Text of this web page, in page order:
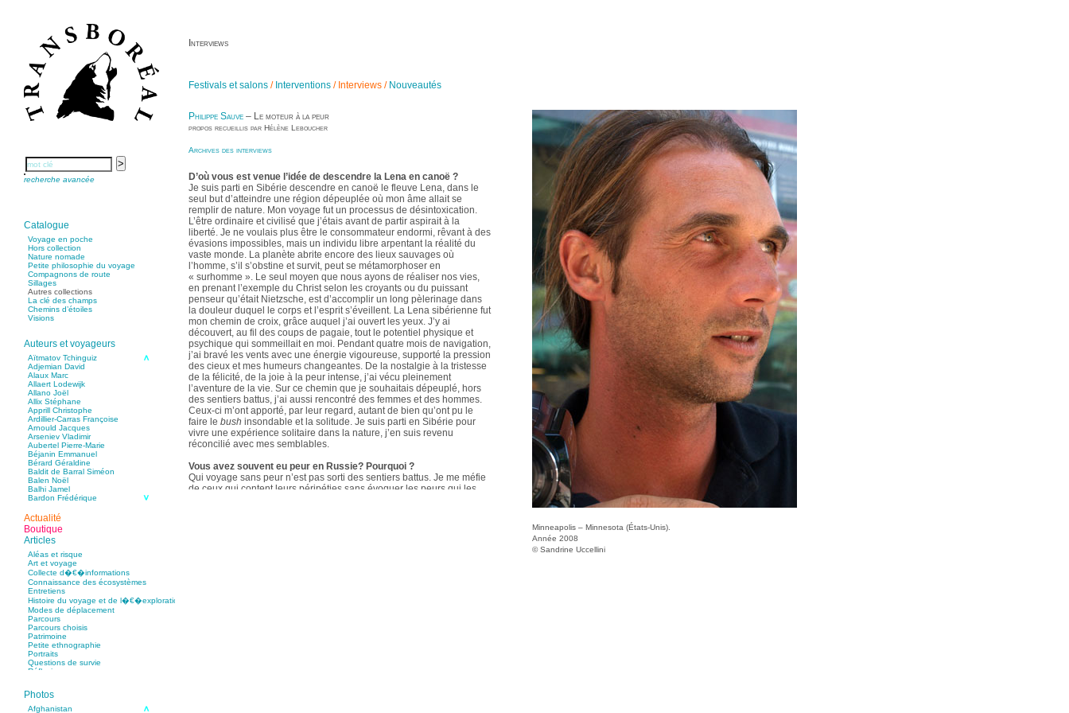
recherche avancée
Catalogue
Voyage en poche
Hors collection
Nature nomade
Petite philosophie du voyage
Compagnons de route
Sillages
Autres collections
La clé des champs
Chemins d’étoiles
Visions
Auteurs et voyageurs
Aïtmatov Tchinguiz
Adjemian David
Alaux Marc
Allaert Lodewijk
Allano Joël
Allix Stéphane
Apprill Christophe
Ardillier-Carras Françoise
Arnould Jacques
Arseniev Vladimir
Aubertel Pierre-Marie
Béjanin Emmanuel
Bérard Géraldine
Baldit de Barral Siméon
Balen Noël
Balhi Jamel
Bardon Frédérique
Bastide Fabien
Baudin Julie
Baujard Jacques
Bazin Sylvain
Bellanger Marc
Bellec Hervé
Belleville Régis
Benestar Géraldine
Benoist Yann
Bertrand Jordane
Bertrandy Antoine
Bezsonov Youri
Bideau Michel-Cosme
Billard Yannick
Blanchet Anne-Lise
Bluntzer Christophe
Bobin Mathieu
Boch Anne-Laure
Boch Julie
Boillot Henri
Bonnem Éric
Boudart Jean-Louis
Actualité
Boutique
Articles
Aléas et risque
Art et voyage
Collecte d�€�informations
Connaissance des écosystèmes
Entretiens
Histoire du voyage et de l�€�exploration
Modes de déplacement
Parcours
Parcours choisis
Patrimoine
Petite ethnographie
Portraits
Questions de survie
Réflexions
Photos
Afghanistan
Interviews
Minneapolis – Minnesota (États-Unis).
Année 2008
© Sandrine Uccellini
Festivals et salons / Interventions / Interviews / Nouveautés
Philippe Sauve – Le moteur à la peur
propos recueillis par Hélène Leboucher
Archives des interviews
D’où vous est venue l’idée de descendre la Lena en canoë ?
Je suis parti en Sibérie descendre en canoë le fleuve Lena, dans le
seul but d’atteindre une région dépeuplée où mon âme allait se
remplir de nature. Mon voyage fut un processus de désintoxication.
L’être ordinaire et civilisé que j’étais avant de partir aspirait à la
liberté. Je ne voulais plus être le consommateur endormi, rêvant à des
évasions impossibles, mais un individu libre arpentant la réalité du
vaste monde. La planète abrite encore des lieux sauvages où
l’homme, s’il s’obstine et survit, peut se métamorphoser en
« surhomme ». Le seul moyen que nous ayons de réaliser nos vies,
en prenant l’exemple du Christ selon les croyants ou du puissant
penseur qu’était Nietzsche, est d’accomplir un long pèlerinage dans
la douleur duquel le corps et l’esprit s’éveillent. La Lena sibérienne fut
mon chemin de croix, grâce auquel j’ai ouvert les yeux. J’y ai
découvert, au fil des coups de pagaie, tout le potentiel physique et
psychique qui sommeillait en moi. Pendant quatre mois de navigation,
j’ai bravé les vents avec une énergie vigoureuse, supporté la pression
des cieux et mes humeurs changeantes. De la nostalgie à la tristesse
de la félicité, de la joie à la peur intense, j’ai vécu pleinement
l’aventure de la vie. Sur ce chemin que je souhaitais dépeuplé, hors
des sentiers battus, j’ai aussi rencontré des femmes et des hommes.
Ceux-ci m’ont apporté, par leur regard, autant de bien qu’ont pu le
faire le bush insondable et la solitude. Je suis parti en Sibérie pour
vivre une expérience solitaire dans la nature, j’en suis revenu
réconcilié avec mes semblables.
Vous avez souvent eu peur en Russie? Pourquoi ?
Qui voyage sans peur n’est pas sorti des sentiers battus. Je me méfie
de ceux qui content leurs péripéties sans évoquer les peurs qui les